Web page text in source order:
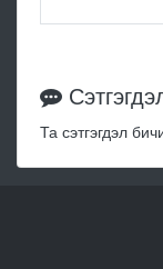
Та сэтгэгдэл